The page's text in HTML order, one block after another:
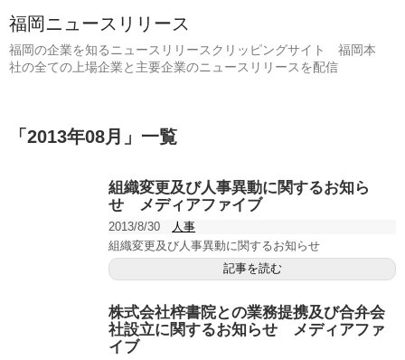
福岡ニュースリリース
福岡の企業を知るニュースリリースクリッピングサイト 福岡本
社の全ての上場企業と主要企業のニュースリリースを配信
「 2013年08月 」 一覧
組織変更及び人事異動に関するお知ら
せ メディアファイブ
2013/8/30
人事
組織変更及び人事異動に関するお知らせ
記事を読む
株式会社梓書院との業務提携及び合弁会
社設立に関するお知らせ メディアファ
イブ